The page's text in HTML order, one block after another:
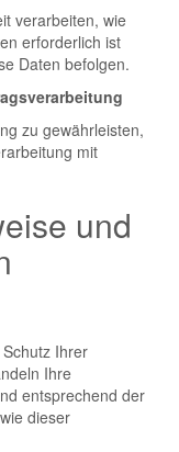
verarbeiten, wie
erforderlich ist
Daten befolgen.
zu gewährleisten,
mit
und
Ihrer
Ihre
entsprechend der
dieser